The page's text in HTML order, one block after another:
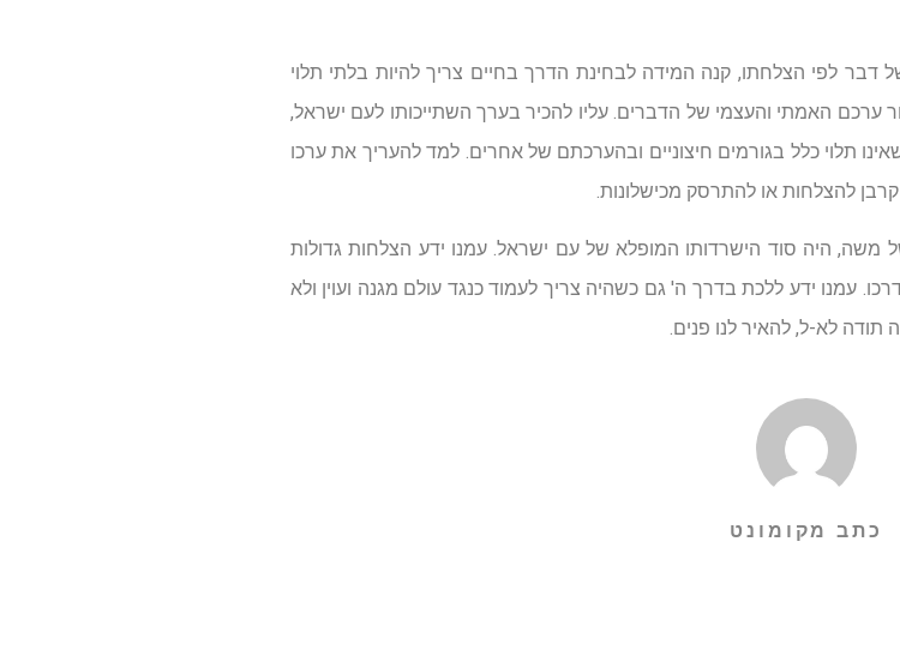
דבר לפי הצלחתו, קנה המידה לבחינת הדרך בחיים צריך להיות בלתי תלוי
ערכם האמתי והעצמי של הדברים. עליו להכיר בערך השתייכותו לעם ישראל,
תלוי כלל בגורמים חיצוניים ובהערכתם של אחרים. למד להעריך את ערכו
להצלחות או להתרסק מכישלונות.
משה, היה סוד הישרדותו המופלא של עם ישראל. עמנו ידע הצלחות גדולות
עמנו ידע ללכת בדרך ה' גם כשהיה צריך לעמוד כנגד עולם מגנה ועוין ולא
לא-ל, להאיר לנו פנים.
כתב מקומונט